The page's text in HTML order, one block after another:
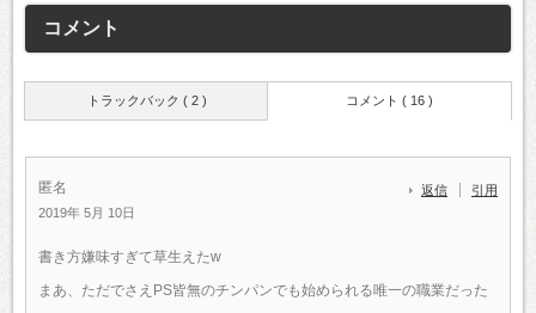
コメント
トラックバック ( 2 ) コメント ( 16 )
匿名
2019年 5月 10日
返信 引用
書き方嫌味すぎて草生えたw
まあ、ただでさえPS皆無のチンパンでも始められる唯一の職業だった